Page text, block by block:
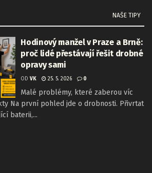
NAŠE TIPY
Hodinový manžel v Praze a Brně:
proč lidé přestávají řešit drobné
opravy sami
OD VK 25. 5. 2026 0
Malé problémy, které zaberou víc
Na první pohled jde o drobnosti. Přivrtat
baterii,...